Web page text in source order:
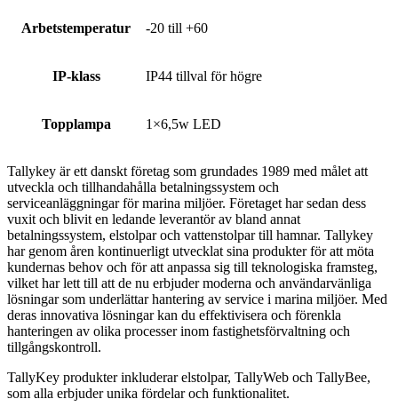
Arbetstemperatur -20 till +60
IP-klass IP44 tillval för högre
Topplampa 1×6,5w LED
Tallykey är ett danskt företag som grundades 1989 med målet att
utveckla och tillhandahålla betalningssystem och
serviceanläggningar för marina miljöer. Företaget har sedan dess
vuxit och blivit en ledande leverantör av bland annat
betalningssystem, elstolpar och vattenstolpar till hamnar. Tallykey
har genom åren kontinuerligt utvecklat sina produkter för att möta
kundernas behov och för att anpassa sig till teknologiska framsteg,
vilket har lett till att de nu erbjuder moderna och användarvänliga
lösningar som underlättar hantering av service i marina miljöer. Med
deras innovativa lösningar kan du effektivisera och förenkla
hanteringen av olika processer inom fastighetsförvaltning och
tillgångskontroll.
TallyKey produkter inkluderar elstolpar, TallyWeb och TallyBee,
som alla erbjuder unika fördelar och funktionalitet.